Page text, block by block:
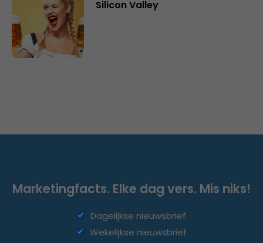
Silicon Valley
Marketingfacts. Elke dag vers. Mis niks!
Dagelijkse nieuwsbrief
Wekelijkse nieuwsbrief